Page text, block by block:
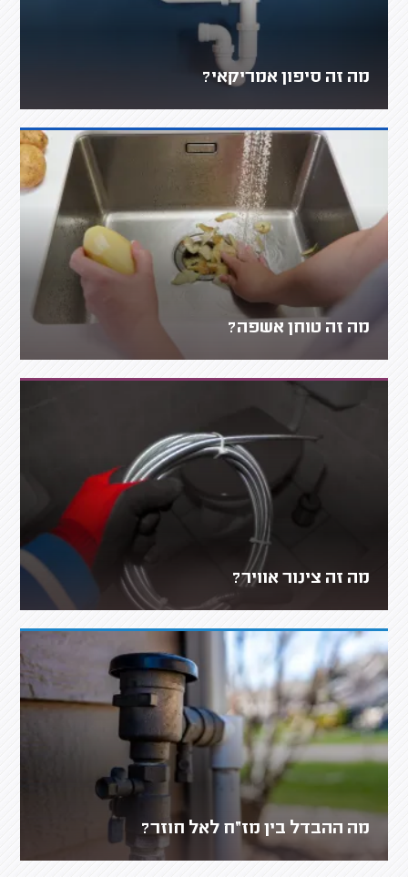
מה זה סיפון אמריקאי?
מה זה טוחן אשפה?
מה זה צינור אוויר?
מה ההבדל בין מז״ח לאל חוזר?